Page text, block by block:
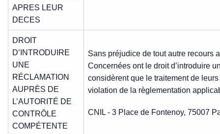
APRES LEUR
DECES
DROIT
D’INTRODUIRE
UNE
RÉCLAMATION
AUPRÈS DE
L’AUTORITÉ DE
CONTRÔLE
COMPÉTENTE
Sans préjudice de tout autre recours
Concernées ont le droit d’introduire
considèrent que le traitement de
violation de la règlementation
CNIL - 3 Place de Fontenoy, 75007